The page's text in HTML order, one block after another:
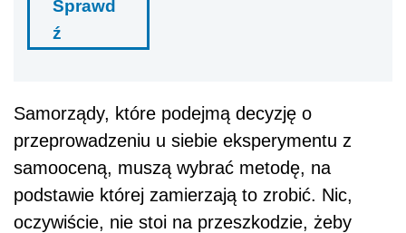
Sprawd
ź
Samorządy, które podejmą decyzję o
przeprowadzeniu u siebie eksperymentu z
samooceną, muszą wybrać metodę, na
podstawie której zamierzają to zrobić. Nic,
oczywiście, nie stoi na przeszkodzie, żeby